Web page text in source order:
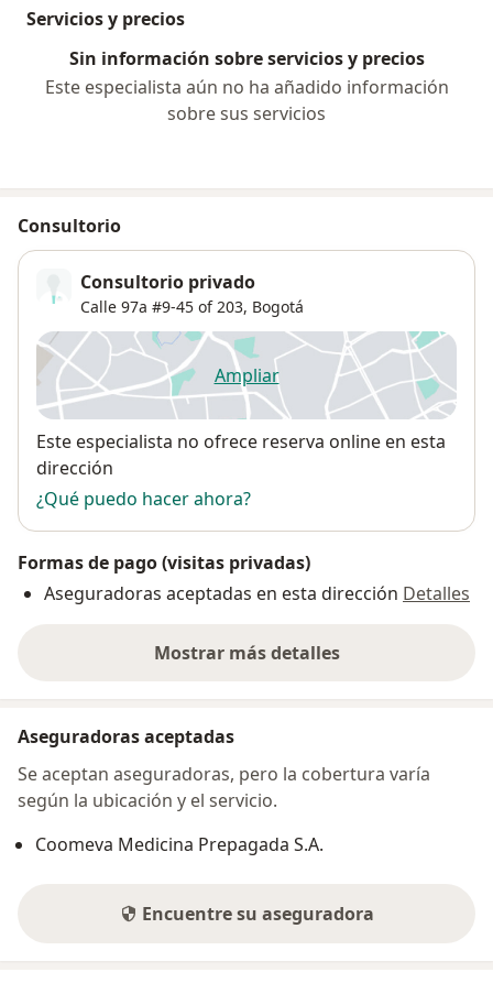
Servicios y precios
Sin información sobre servicios y precios
Este especialista aún no ha añadido información
sobre sus servicios
Consultorio
Consultorio privado
Calle 97a #9-45 of 203, Bogotá
Ampliarse abre en una nueva
Disponibilidad
Este especialista no ofrece reserva online en esta
dirección
¿Qué puedo hacer ahora?
Formas de pago (visitas privadas)
Aseguradoras aceptadas en esta dirección Detalles
Mostrar más detalles
sobre la dirección
Aseguradoras aceptadas
Se aceptan aseguradoras, pero la cobertura varía
según la ubicación y el servicio.
Coomeva Medicina Prepagada S.A.
Encuentre su aseguradora